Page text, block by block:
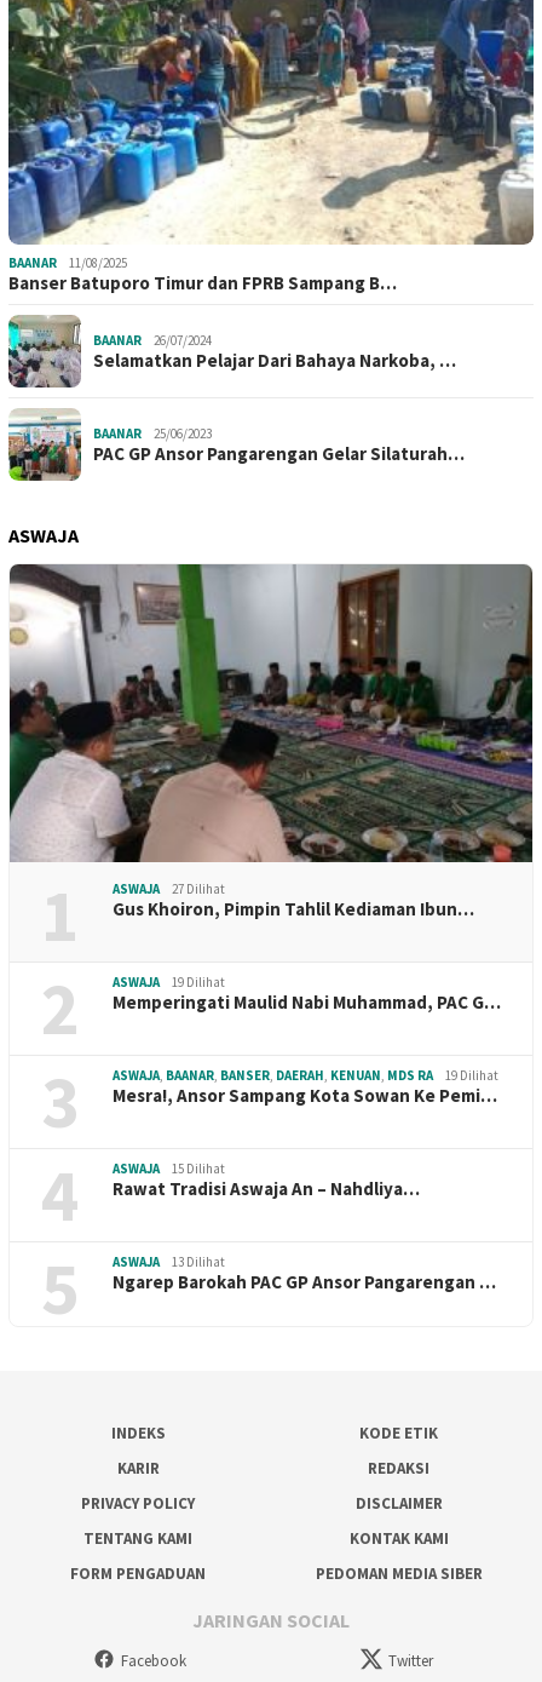
BAANAR 11/08/2025
Banser Batuporo Timur dan FPRB Sampang B…
BAANAR 26/07/2024
Selamatkan Pelajar Dari Bahaya Narkoba, …
BAANAR 25/06/2023
PAC GP Ansor Pangarengan Gelar Silaturah…
ASWAJA
1 ASWAJA 27 Dilihat
Gus Khoiron, Pimpin Tahlil Kediaman Ibun…
2 ASWAJA 19 Dilihat
Memperingati Maulid Nabi Muhammad, PAC G…
3 ASWAJA, BAANAR, BANSER, DAERAH, KENUAN, MDS RA 19 Dilihat
Mesra!, Ansor Sampang Kota Sowan Ke Pemi…
4 ASWAJA 15 Dilihat
Rawat Tradisi Aswaja An – Nahdliya…
5 ASWAJA 13 Dilihat
Ngarep Barokah PAC GP Ansor Pangarengan …
INDEKS
KODE ETIK
KARIR
REDAKSI
PRIVACY POLICY
DISCLAIMER
TENTANG KAMI
KONTAK KAMI
FORM PENGADUAN
PEDOMAN MEDIA SIBER
JARINGAN SOCIAL
Facebook Twitter